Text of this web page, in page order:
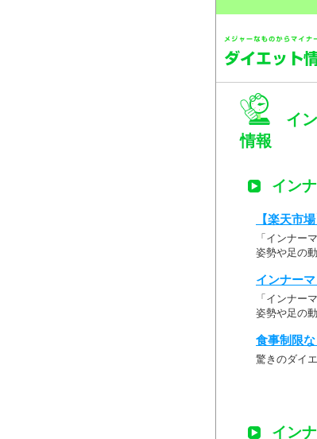
イ
情報
イン
【楽天市
「インナー
姿勢や足の
インナー
「インナー
姿勢や足の
食事制限
驚きのダイ
イン